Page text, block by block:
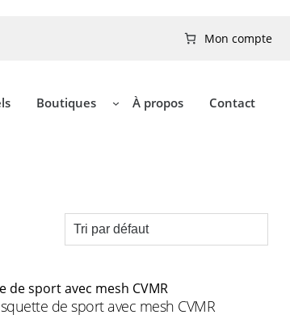
Mon compte
Boutiques À propos Contact
de sport avec mesh CVMR